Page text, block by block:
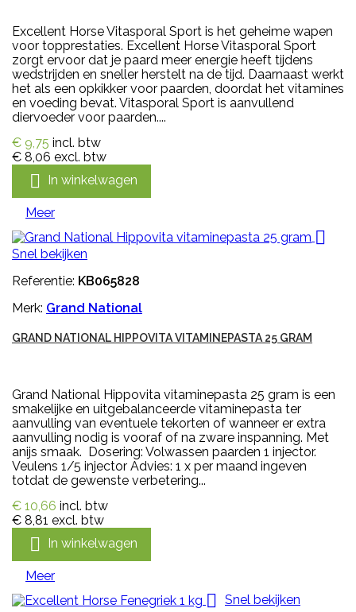
Excellent Horse Vitasporal Sport is het geheime wapen
voor topprestaties. Excellent Horse Vitasporal Sport
zorgt ervoor dat je paard meer energie heeft tijdens
wedstrijden en sneller herstelt na de tijd. Daarnaast werkt
het als een opkikker voor paarden, doordat het vitamines
en voeding bevat. Vitasporal Sport is aanvullend
diervoeder voor paarden....
€ 9,75 incl. btw
€ 8,06 excl. btw
 In winkelwagen
Meer

Snel bekijken
Referentie: KB065828
Merk: Grand National
GRAND NATIONAL HIPPOVITA VITAMINEPASTA 25 GRAM
Grand National Hippovita vitaminepasta 25 gram is een
smakelijke en uitgebalanceerde vitaminepasta ter
aanvulling van eventuele tekorten of wanneer er extra
aanvulling nodig is vooraf of na zware inspanning. Met
anijs smaak. Dosering: Volwassen paarden 1 injector.
Veulens 1/5 injector Advies: 1 x per maand ingeven
totdat de gewenste verbetering...
€ 10,66 incl. btw
€ 8,81 excl. btw
 In winkelwagen
Meer
 Snel bekijken